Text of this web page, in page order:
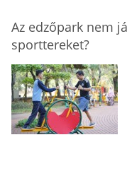
Az edzőpark nem
sporttereket?